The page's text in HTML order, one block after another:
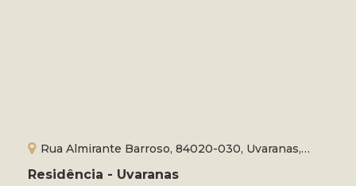
Residência - Uvaranas
Rua Almirante Barroso, 84020-030, Uvaranas,
Ponta Grossa, Paraná, Brasil